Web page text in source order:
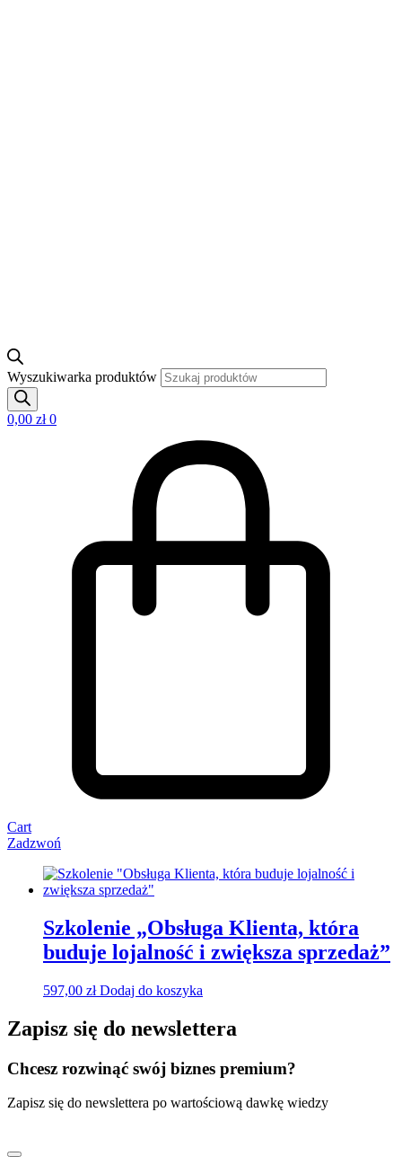
Wyszukiwarka produktów
0,00 zł 0
Cart
Zadzwoń
Szkolenie „Obsługa Klienta, która
buduje lojalność i zwiększa sprzedaż”
597,00 zł Dodaj do koszyka
Zapisz się do newslettera
Chcesz rozwinąć swój biznes premium?
Zapisz się do newslettera po wartościową dawkę wiedzy